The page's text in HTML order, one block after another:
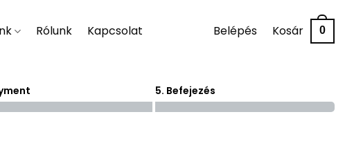
Rólunk Kapcsolat Belépés Kosár 0
5. Befejezés